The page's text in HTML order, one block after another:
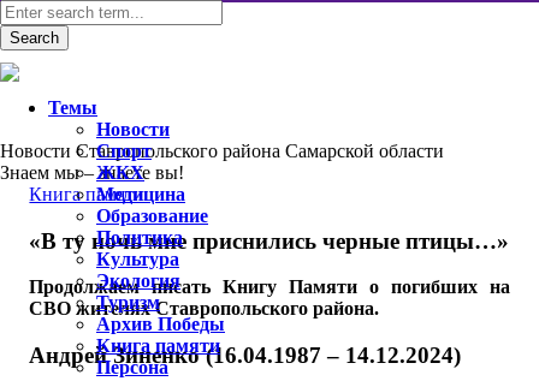
Новости Ставропольского района Самарской области
Знаем мы – знаете вы!
Книга памяти
«В ту ночь мне приснились черные птицы…»
Продолжаем писать Книгу Памяти о погибших на
СВО жителях Ставропольского района.
Андрей Зиненко (16.04.1987 – 14.12.2024)
Темы
Новости
Спорт
ЖКХ
Медицина
Образование
Политика
Культура
Экология
Туризм
Архив Победы
Книга памяти
Персона